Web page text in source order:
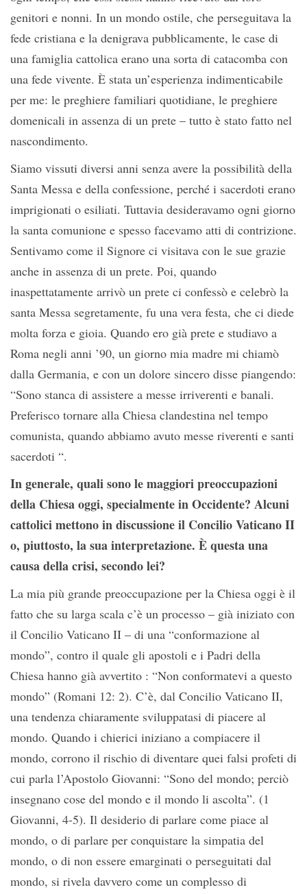
genitori e nonni. In un mondo ostile, che perseguitava la
fede cristiana e la denigrava pubblicamente, le case di
una famiglia cattolica erano una sorta di catacomba con
una fede vivente. È stata un’esperienza indimenticabile
per me: le preghiere familiari quotidiane, le preghiere
domenicali in assenza di un prete – tutto è stato fatto nel
nascondimento.
Siamo vissuti diversi anni senza avere la possibilità della
Santa Messa e della confessione, perché i sacerdoti erano
imprigionati o esiliati. Tuttavia desideravamo ogni giorno
la santa comunione e spesso facevamo atti di contrizione.
Sentivamo come il Signore ci visitava con le sue grazie
anche in assenza di un prete. Poi, quando
inaspettatamente arrivò un prete ci confessò e celebrò la
santa Messa segretamente, fu una vera festa, che ci diede
molta forza e gioia. Quando ero già prete e studiavo a
Roma negli anni ’90, un giorno mia madre mi chiamò
dalla Germania, e con un dolore sincero disse piangendo:
“Sono stanca di assistere a messe irriverenti e banali.
Preferisco tornare alla Chiesa clandestina nel tempo
comunista, quando abbiamo avuto messe riverenti e santi
sacerdoti “.
In generale, quali sono le maggiori preoccupazioni
della Chiesa oggi, specialmente in Occidente? Alcuni
cattolici mettono in discussione il Concilio Vaticano II
o, piuttosto, la sua interpretazione. È questa una
causa della crisi, secondo lei?
La mia più grande preoccupazione per la Chiesa oggi è il
fatto che su larga scala c’è un processo – già iniziato con
il Concilio Vaticano II – di una “conformazione al
mondo”, contro il quale gli apostoli e i Padri della
Chiesa hanno già avvertito : “Non conformatevi a questo
mondo” (Romani 12: 2). C’è, dal Concilio Vaticano II,
una tendenza chiaramente sviluppatasi di piacere al
mondo. Quando i chierici iniziano a compiacere il
mondo, corrono il rischio di diventare quei falsi profeti di
cui parla l’Apostolo Giovanni: “Sono del mondo; perciò
insegnano cose del mondo e il mondo li ascolta”. (1
Giovanni, 4-5). Il desiderio di parlare come piace al
mondo, o di parlare per conquistare la simpatia del
mondo, o di non essere emarginati o perseguitati dal
mondo, si rivela davvero come un complesso di